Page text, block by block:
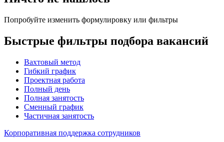
Попробуйте изменить формулировку или фильтры
Быстрые фильтры подбора вакансий
Вахтовый метод
Гибкий график
Проектная работа
Полный день
Полная занятость
Сменный график
Частичная занятость
Корпоративная поддержка сотрудников